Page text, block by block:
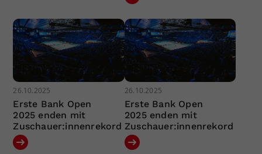
26.10.2025
Erste Bank Open
2025 enden mit
Zuschauer:innenrekord
26.10.2025
Erste Bank Open
2025 enden mit
Zuschauer:innenrekord